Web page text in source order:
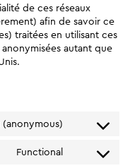
de ces réseaux
afin de savoir ce
traitées en utilisant ces
autant que
(anonymous) Consent
service
matomo
Functional Consent